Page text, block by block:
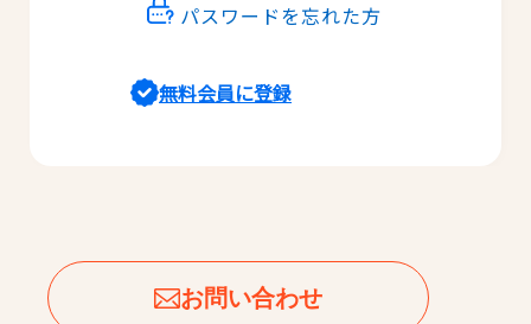
パスワードを忘れた方
無料会員に登録
お問い合わせ